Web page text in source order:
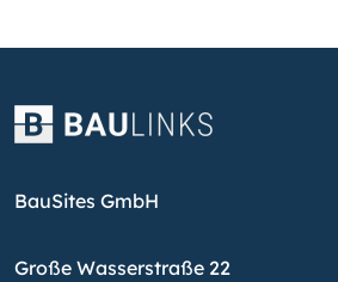
BauSites GmbH
Große Wasserstraße 22